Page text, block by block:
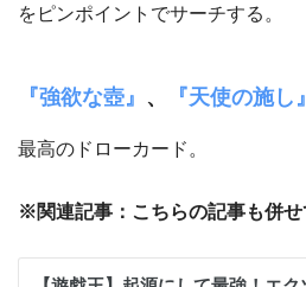
をピンポイントでサーチする。
『強欲な壺』 、 『天使の施し』
最高のドローカード。
※関連記事：こちらの記事も併せ